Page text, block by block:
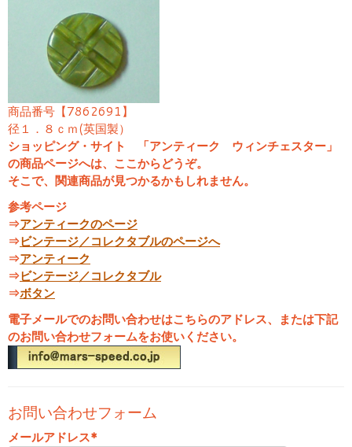
商品番号【7862691】
径１．８ｃｍ(英国製）
ショッピング・サイト 「アンティーク ウィンチェスター」
の商品ページへは、ここからどうぞ。
そこで、関連商品が見つかるかもしれません。
参考ページ
⇒アンティークのページ
⇒ビンテージ／コレクタブルのページへ
⇒アンティーク
⇒ビンテージ／コレクタブル
⇒ボタン
電子メールでのお問い合わせはこちらのアドレス、または下記
のお問い合わせフォームをお使いください。
お問い合わせフォーム
メールアドレス*